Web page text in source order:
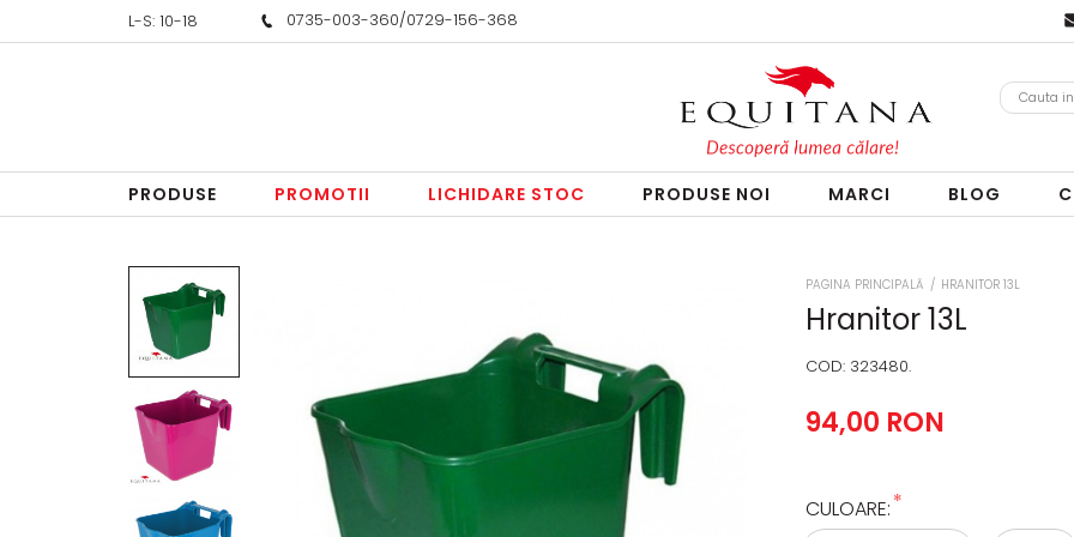
L-S: 10-18 0735-003-360/0729-156-368
PRODUSE PROMOTII LICHIDARE STOC PRODUSE NOI MARCI BLOG
PAGINA PRINCIPALĂ / HRANITOR 13L
Hranitor 13L
COD: 323480.
94,00 RON
*
CULOARE: